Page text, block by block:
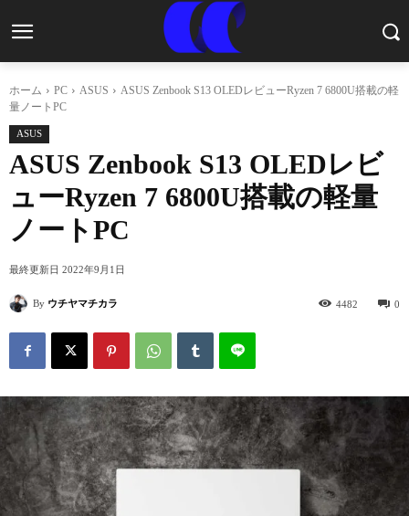
ホーム PC ASUS
ASUS Zenbook S13 OLEDレビューRyzen 7 6800U搭載の軽
量ノートPC
ASUS
ASUS Zenbook S13 OLEDレビ
ューRyzen 7 6800U搭載の軽量
ノートPC
最終更新日 2022年9月1日
By ウチヤマチカラ 0
4482